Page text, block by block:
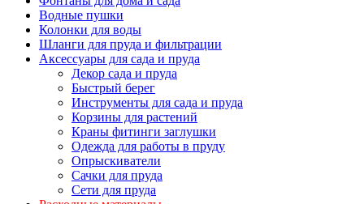
Водные пушки
Колонки для воды
Шланги для пруда и фильтрации
Аксессуары для сада и пруда
Декор сада и пруда
Быстрый берег
Инструменты для сада и пруда
Корзины для растений
Краны фитинги заглушки
Одежда для работы в пруду
Опрыскиватели
Сачки для пруда
Сети для пруда